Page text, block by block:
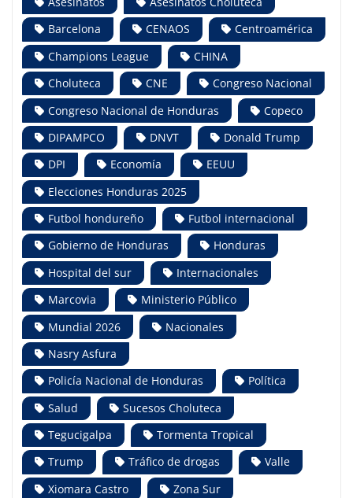
Barcelona
CENAOS
Centroamérica
Champions League
CHINA
Choluteca
CNE
Congreso Nacional
Congreso Nacional de Honduras
Copeco
DIPAMPCO
DNVT
Donald Trump
DPI
Economía
EEUU
Elecciones Honduras 2025
Futbol hondureño
Futbol internacional
Gobierno de Honduras
Honduras
Hospital del sur
Internacionales
Marcovia
Ministerio Público
Mundial 2026
Nacionales
Nasry Asfura
Policía Nacional de Honduras
Política
Salud
Sucesos Choluteca
Tegucigalpa
Tormenta Tropical
Trump
Tráfico de drogas
Valle
Xiomara Castro
Zona Sur